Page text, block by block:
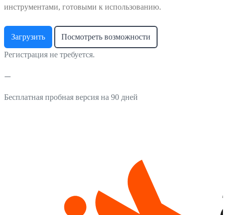
инструментами, готовыми к использованию.
Загрузить Посмотреть возможности
Регистрация не требуется.
Бесплатная пробная версия на 90 дней